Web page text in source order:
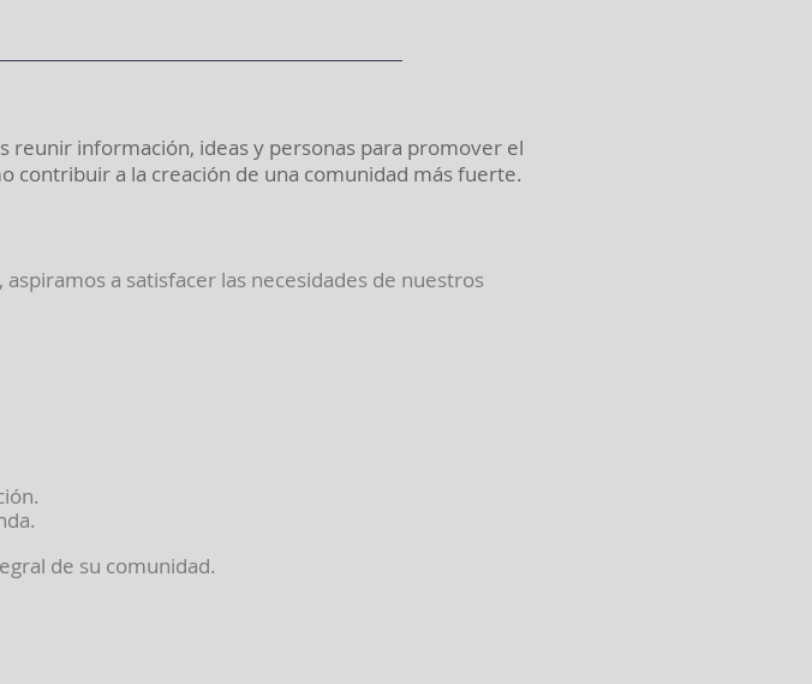
reunir información, ideas y personas para promover el
contribuir a la creación de una comunidad más fuerte.
a satisfacer las necesidades de nuestros
de su comunidad.